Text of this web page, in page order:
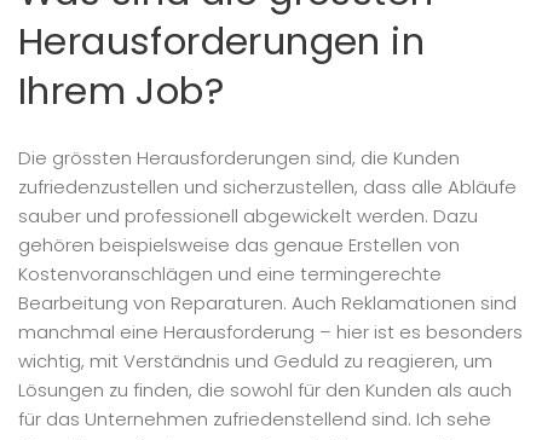
Herausforderungen in
Ihrem Job?
Die grössten Herausforderungen sind, die Kunden
zufriedenzustellen und sicherzustellen, dass alle Abläufe
sauber und professionell abgewickelt werden. Dazu
gehören beispielsweise das genaue Erstellen von
Kostenvoranschlägen und eine termingerechte
Bearbeitung von Reparaturen. Auch Reklamationen sind
manchmal eine Herausforderung – hier ist es besonders
wichtig, mit Verständnis und Geduld zu reagieren, um
Lösungen zu finden, die sowohl für den Kunden als auch
für das Unternehmen zufriedenstellend sind. Ich sehe